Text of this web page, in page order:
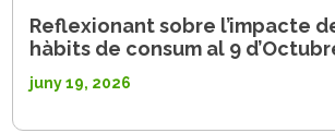
Reflexionant sobre l’impacte
hàbits de consum al 9
juny 19, 2026